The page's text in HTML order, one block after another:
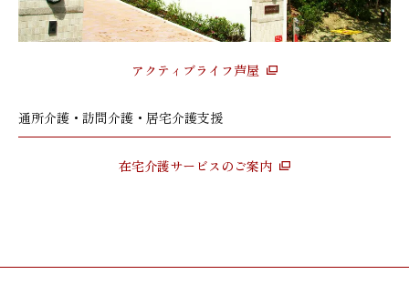
アクティブライフ芦屋
通所介護・訪問介護・居宅介護支援
在宅介護サービスのご案内